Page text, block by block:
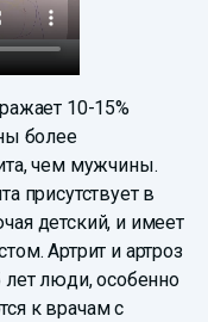
10-15%
более
чем мужчины.
присутствует в
детский, и имеет
Артрит и артроз
люди, особенно
к врачам с